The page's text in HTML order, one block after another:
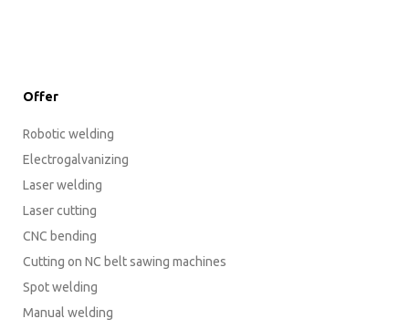
Offer
Robotic welding
Electrogalvanizing
Laser welding
Laser cutting
CNC bending
Cutting on NC belt sawing machines
Spot welding
Manual welding